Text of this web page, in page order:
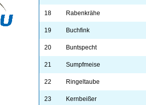
18 Rabenkrähe
19 Buchfink
20 Buntspecht
21 Sumpfmeise
22 Ringeltaube
23 Kernbeißer